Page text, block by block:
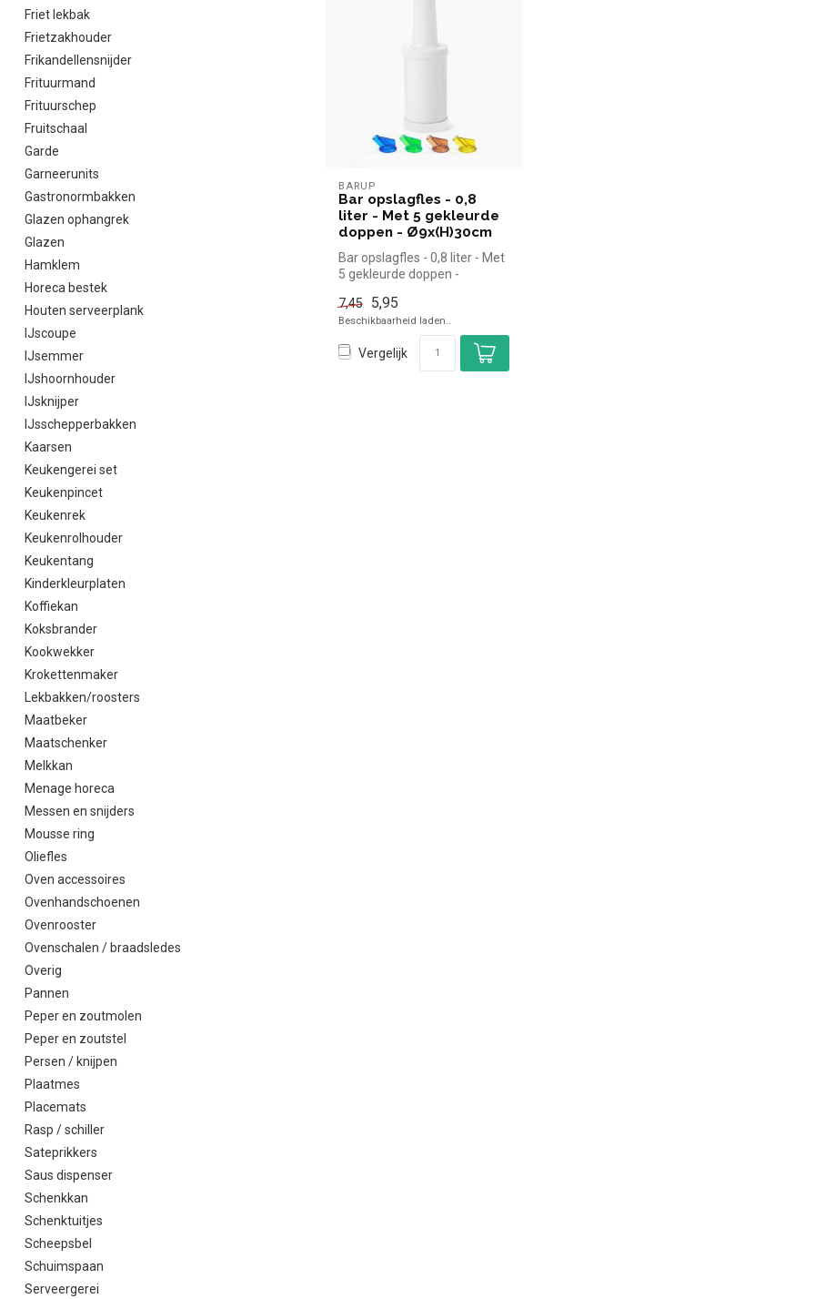
Friet lekbak
Frietzakhouder
Frikandellensnijder
Frituurmand
Frituurschep
Fruitschaal
Garde
Garneerunits
Gastronormbakken
Glazen ophangrek
Glazen
Hamklem
Horeca bestek
Houten serveerplank
IJscoupe
IJsemmer
IJshoornhouder
IJsknijper
IJsschepperbakken
Kaarsen
Keukengerei set
Keukenpincet
Keukenrek
Keukenrolhouder
Keukentang
Kinderkleurplaten
Koffiekan
Koksbrander
Kookwekker
Krokettenmaker
Lekbakken/roosters
Maatbeker
Maatschenker
Melkkan
Menage horeca
Messen en snijders
Mousse ring
Oliefles
Oven accessoires
Ovenhandschoenen
Ovenrooster
Ovenschalen / braadsledes
Overig
Pannen
Peper en zoutmolen
Peper en zoutstel
Persen / knijpen
Plaatmes
Placemats
Rasp / schiller
Sateprikkers
Saus dispenser
Schenkkan
Schenktuitjes
Scheepsbel
Schuimspaan
Serveergerei
BARUP
Bar opslagfles - 0,8
liter - Met 5 gekleurde
doppen - Ø9x(H)30cm
Bar opslagfles - 0,8 liter - Met
5 gekleurde doppen -
7,45 5,95
Beschikbaarheid laden..
Vergelijk